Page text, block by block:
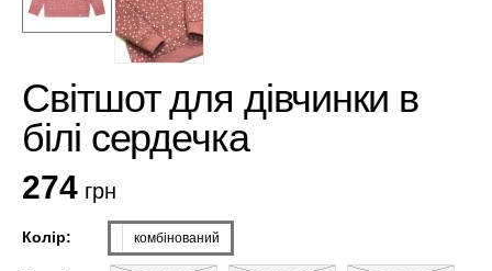
Світшот для дівчинки в
білі сердечка
274 грн
Колір: комбінований